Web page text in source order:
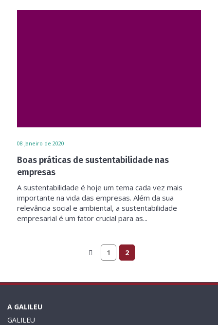
08 Janeiro de 2020
Boas práticas de sustentabilidade nas
empresas
A sustentabilidade é hoje um tema cada vez mais
importante na vida das empresas. Além da sua
relevância social e ambiental, a sustentabilidade
empresarial é um fator crucial para as...
1 2
A GALILEU
GALILEU